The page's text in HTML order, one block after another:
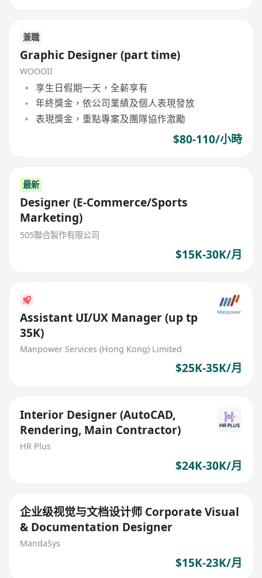
兼職
Graphic Designer (part time)
WOOOII
享生日假期一天，全薪享有
年終獎金，依公司業績及個人表現發放
表現獎金，重點專案及團隊協作激勵
$80-110/小時
最新
Designer (E-Commerce/Sports
Marketing)
505聯合製作有限公司
$15K-30K/月
Assistant UI/UX Manager (up tp
35K)
Manpower Services (Hong Kong) Limited
$25K-35K/月
Interior Designer (AutoCAD,
Rendering, Main Contractor)
HR Plus
$24K-30K/月
企业级视觉与文档设计师 Corporate Visual
& Documentation Designer
MandaSys
$15K-23K/月